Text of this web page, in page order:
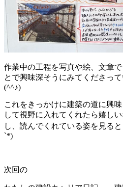
作業中の工程を写真や絵、文章
とで興味深そうにみてくださっ
(^^♪)
これをきっかけに建築の道に興
して視野に入れてくれたら嬉し
し、読んでくれている姿を見る
`*)
次回の